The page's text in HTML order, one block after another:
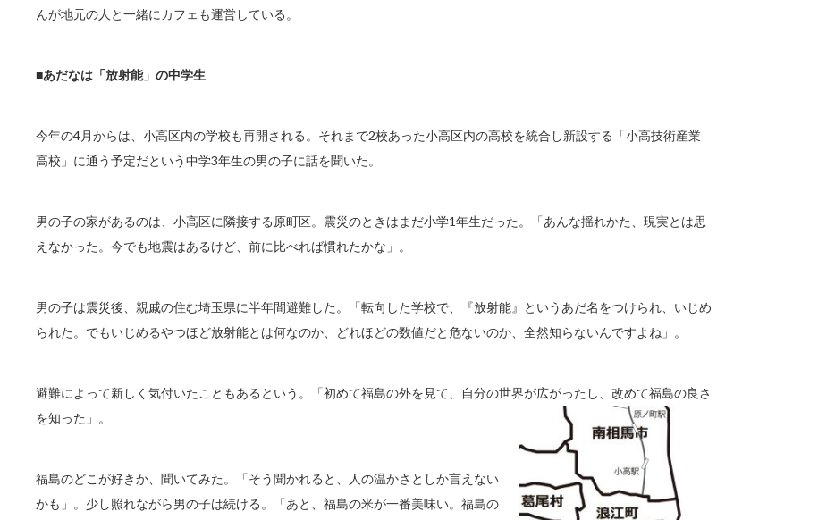
んが地元の人と一緒にカフェも運営している。
■あだなは「放射能」の中学生
今年の4月からは、小高区内の学校も再開される。それまで2校あった小高区内の高校を統合し新設する「小高技術産業
高校」に通う予定だという中学3年生の男の子に話を聞いた。
男の子の家があるのは、小高区に隣接する原町区。震災のときはまだ小学1年生だった。「あんな揺れかた、現実とは思
えなかった。今でも地震はあるけど、前に比べれば慣れたかな」。
男の子は震災後、親戚の住む埼玉県に半年間避難した。「転向した学校で、『放射能』というあだ名をつけられ、いじめ
られた。でもいじめるやつほど放射能とは何なのか、どれほどの数値だと危ないのか、全然知らないんですよね」。
避難によって新しく気付いたこともあるという。「初めて福島の外を見て、自分の世界が広がったし、改めて福島の良さ
を知った」。
福島のどこが好きか、聞いてみた。「そう聞かれると、人の温かさとしか言えない
かも」。少し照れながら男の子は続ける。「あと、福島の米が一番美味い。福島の